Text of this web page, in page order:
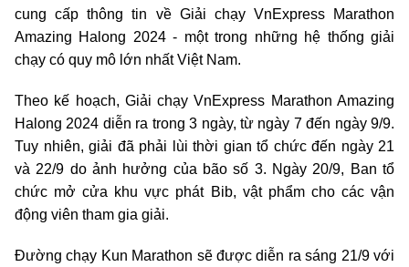
cung cấp thông tin về Giải chạy VnExpress Marathon
Amazing Halong 2024 - một trong những hệ thống giải
chạy có quy mô lớn nhất Việt Nam.
Theo kế hoạch, Giải chạy VnExpress Marathon Amazing
Halong 2024 diễn ra trong 3 ngày, từ ngày 7 đến ngày 9/9.
Tuy nhiên, giải đã phải lùi thời gian tổ chức đến ngày 21
và 22/9 do ảnh hưởng của bão số 3. Ngày 20/9, Ban tổ
chức mở cửa khu vực phát Bib, vật phẩm cho các vận
động viên tham gia giải.
Đường chạy Kun Marathon sẽ được diễn ra sáng 21/9 với